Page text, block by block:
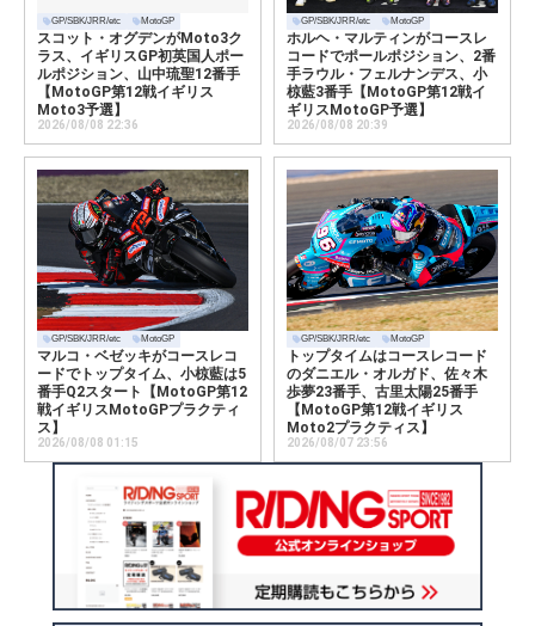
GP/SBK/JRR/etc MotoGP
スコット・オグデンがMoto3ク
ラス、イギリスGP初英国人ポー
ルポジション、山中琉聖12番手
【MotoGP第12戦イギリス
Moto3予選】
2026/08/08 22:36
GP/SBK/JRR/etc MotoGP
ホルヘ・マルティンがコースレ
コードでポールポジション、2番
手ラウル・フェルナンデス、小
椋藍3番手【MotoGP第12戦イ
ギリスMotoGP予選】
2026/08/08 20:39
GP/SBK/JRR/etc MotoGP
マルコ・ベゼッキがコースレコ
ードでトップタイム、小椋藍は5
番手Q2スタート【MotoGP第12
戦イギリスMotoGPプラクティ
ス】
2026/08/08 01:15
GP/SBK/JRR/etc MotoGP
トップタイムはコースレコード
のダニエル・オルガド、佐々木
歩夢23番手、古里太陽25番手
【MotoGP第12戦イギリス
Moto2プラクティス】
2026/08/07 23:56